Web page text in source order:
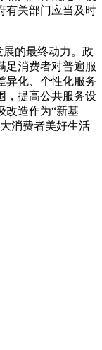
有关部门应当及时
的最终动力。政
足消费者对普遍服
异化、个性化服务
，提高公共服务设
改造作为“新基
消费者美好生活